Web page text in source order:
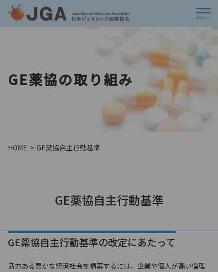
GE薬協の取り組み
HOME GE薬協自主行動基準
GE薬協自主行動基準
GE薬協自主行動基準の改定にあたって
活力ある豊かな経済社会を構築するには、企業や個人が高い倫理